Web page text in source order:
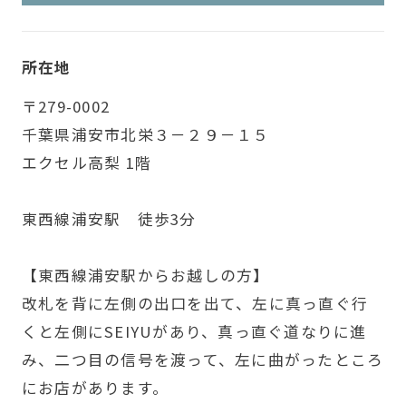
所在地
〒279-0002
千葉県浦安市北栄３－２９－１５
エクセル高梨 1階
東西線浦安駅 徒歩3分
【東西線浦安駅からお越しの方】
改札を背に左側の出口を出て、左に真っ直ぐ行
くと左側にSEIYUがあり、真っ直ぐ道なりに進
み、二つ目の信号を渡って、左に曲がったところ
にお店があります。